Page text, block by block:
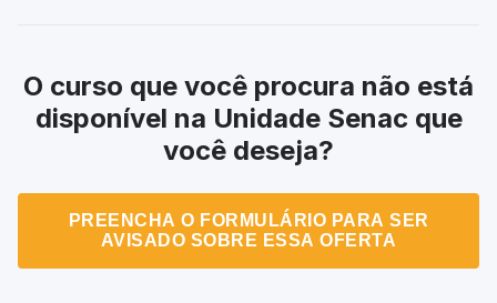
O curso que você procura não está
disponível na Unidade Senac que
você deseja?
PREENCHA O FORMULÁRIO PARA SER
AVISADO SOBRE ESSA OFERTA